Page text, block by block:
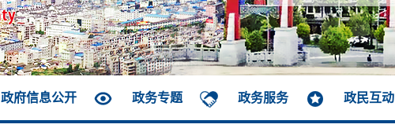
政府信息公开 政务专题 政务服务 政民互动